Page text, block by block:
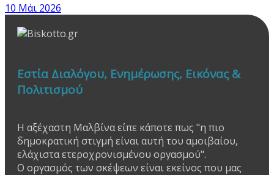
10 Μάι 2026
Εστία Διαλόγου, Ενημέρωσης, Εικόνας &
Πολιτισμού
Η αξέχαστη Μαλβίνα είπε κάποτε πως "η πιο
δημοκρατική στιγμή είναι αυτή του αμοιβαίου,
ελάχιστα ετεροχρονισμένου οργασμού".
Ο οργασμός των σκέψεων είναι εκείνος που μας